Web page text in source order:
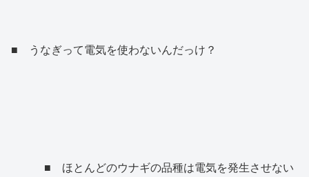
■ うなぎって電気を使わないんだっけ？
■ ほとんどのウナギの品種は電気を発生させない